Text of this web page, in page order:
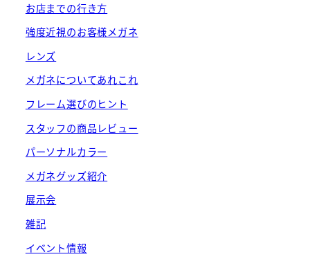
お店までの行き方
強度近視のお客様メガネ
レンズ
メガネについてあれこれ
フレーム選びのヒント
スタッフの商品レビュー
パーソナルカラー
メガネグッズ紹介
展示会
雑記
イベント情報